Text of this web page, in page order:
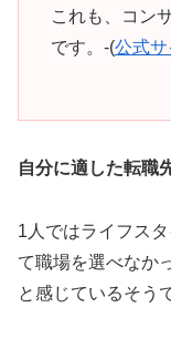
これも、コン
です。-(公式サ
自分に適した転職
1人ではライフス
て職場を選べなか
と感じているそう